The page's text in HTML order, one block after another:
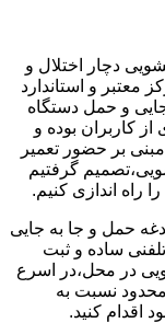
دچار اختلال و
و استاندارد
و حمل دستگاه
کاربران بوده و
بر حضور تعمیر
گرفتیم
اندازی کنیم.
حمل و جا به جایی
ساده و ثبت
در محل،در اسرع
نسبت به
اقدام کنید.